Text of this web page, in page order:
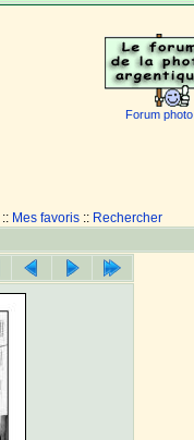
Forum photo
:: Mes favoris :: Rechercher